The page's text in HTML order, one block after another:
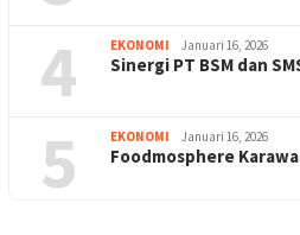
4 EKONOMI Januari 16, 2026
Sinergi PT BSM dan
5 EKONOMI Januari 16, 2026
Foodmosphere